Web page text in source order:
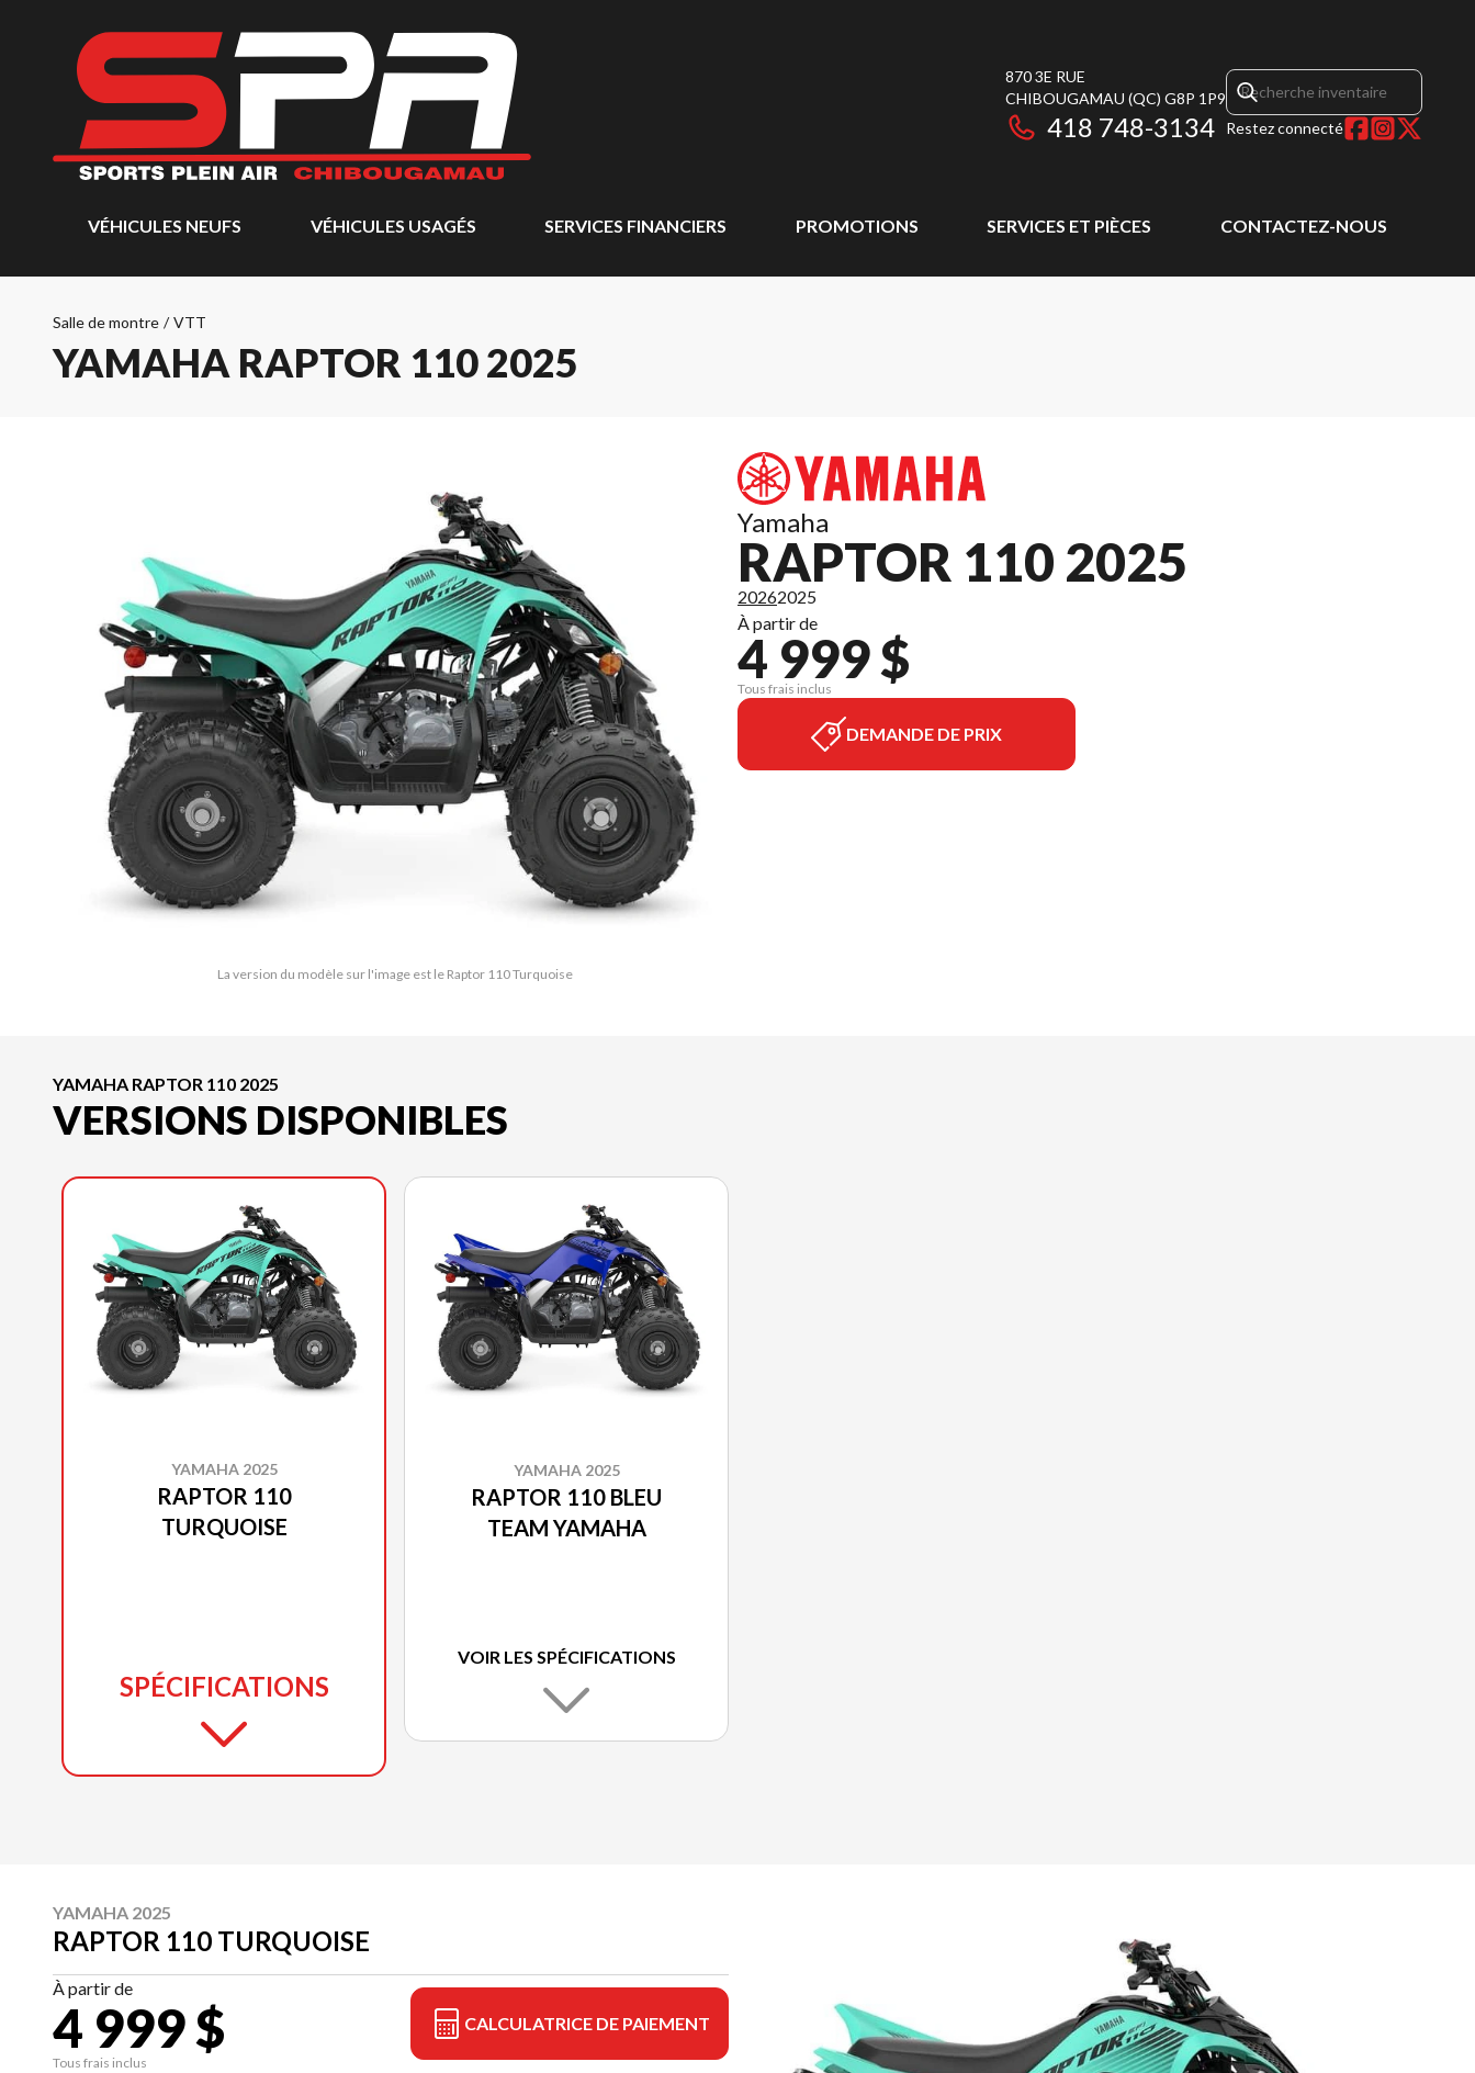
870 3E RUE
CHIBOUGAMAU (QC) G8P 1P9
418 748-3134 Restez connecté
VÉHICULES NEUFS VÉHICULES USAGÉS SERVICES FINANCIERS PROMOTIONS SERVICES ET PIÈCES CONTACTEZ-NOUS
Salle de montre / VTT
YAMAHA RAPTOR 110 2025
La version du modèle sur l'image est le Raptor 110 Turquoise
Yamaha
RAPTOR 110 2025
20262025
À partir de
4 999 $
Tous frais inclus
DEMANDE DE PRIX
YAMAHA RAPTOR 110 2025
VERSIONS DISPONIBLES
YAMAHA 2025
RAPTOR 110
TURQUOISE
SPÉCIFICATIONS
YAMAHA 2025
RAPTOR 110 BLEU
TEAM YAMAHA
VOIR LES SPÉCIFICATIONS
YAMAHA 2025
RAPTOR 110 TURQUOISE
À partir de
4 999 $
Tous frais inclus
CALCULATRICE DE PAIEMENT